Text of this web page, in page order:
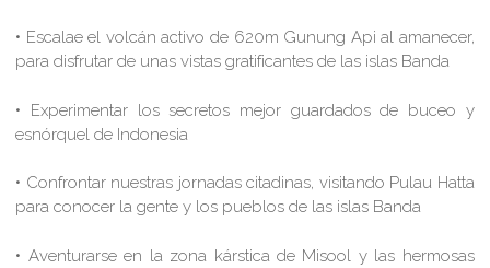
• Escalae el volcán activo de 620m Gunung Api al amanecer,
para disfrutar de unas vistas gratificantes de las islas Banda
• Experimentar los secretos mejor guardados de buceo y
esnórquel de Indonesia
• Confrontar nuestras jornadas citadinas, visitando Pulau Hatta
para conocer la gente y los pueblos de las islas Banda
• Aventurarse en la zona kárstica de Misool y las hermosas